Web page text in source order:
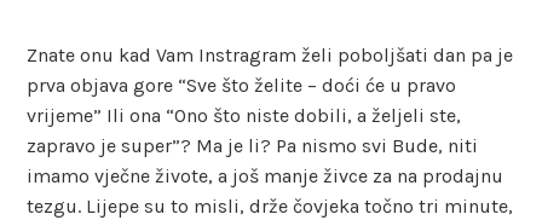
Znate onu kad Vam Instragram želi poboljšati dan pa je
prva objava gore “Sve što želite – doći će u pravo
vrijeme” Ili ona “Ono što niste dobili, a željeli ste,
zapravo je super”? Ma je li? Pa nismo svi Bude, niti
imamo vječne živote, a još manje živce za na prodajnu
tezgu. Lijepe su to misli, drže čovjeka točno tri minute,